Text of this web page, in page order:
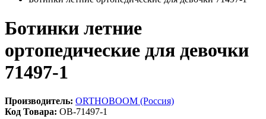
Ботинки летние
ортопедические для девочки
71497-1
Производитель: ORTHOBOOM (Россия)
Код Товара: OB-71497-1